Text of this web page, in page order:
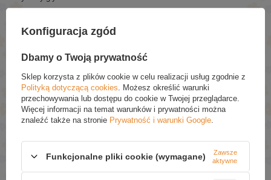
POLECANE
Ziaja Ziajka Kojący Krem dla Dzieci od 1 Roku Życia i
Dorosłych z 10% D-panthenolem 60ml
£4.49 (-5% Promocja czasowa)
£4.27
£3.98
Konfiguracja zgód
Dbamy o Twoją prywatność
Sklep korzysta z plików cookie w celu realizacji usług zgodnie z
Polityką dotyczącą cookies . Możesz określić warunki
przechowywania lub dostępu do cookie w Twojej przeglądarce.
Więcej informacji na temat warunków i prywatności można
znaleźć także na stronie Prywatność i warunki Google
Funkcjonalne pliki cookie (wymagane) Zawsze
aktywne